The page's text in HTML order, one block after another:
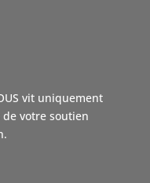
vit uniquement
votre soutien